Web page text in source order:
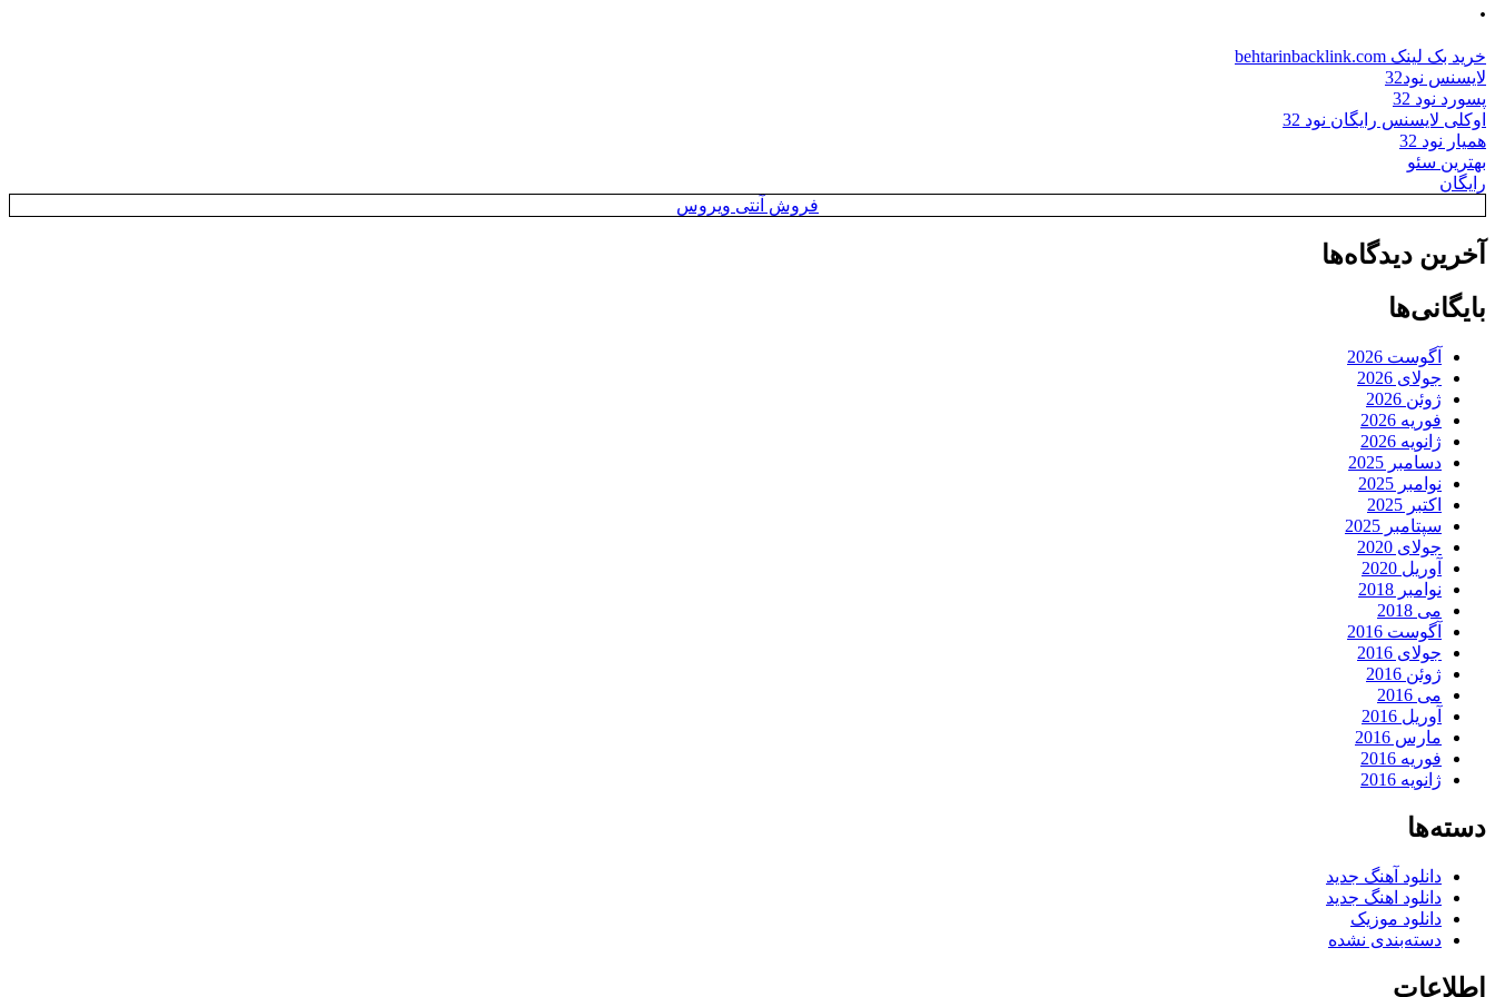
.
خرید بک لینک behtarinbacklink.com
لایسنس نود32
پسورد نود 32
اوکلی لایسنس رایگان نود 32
همیار نود 32
بهترین سئو
رایگان
فروش آنتی ویروس
آخرین دیدگاه‌ها
بایگانی‌ها
آگوست 2026
جولای 2026
ژوئن 2026
فوریه 2026
ژانویه 2026
دسامبر 2025
نوامبر 2025
اکتبر 2025
سپتامبر 2025
جولای 2020
آوریل 2020
نوامبر 2018
می 2018
آگوست 2016
جولای 2016
ژوئن 2016
می 2016
آوریل 2016
مارس 2016
فوریه 2016
ژانویه 2016
دسته‌ها
دانلود آهنگ جدید
دانلود اهنگ جدید
دانلود موزیک
دسته‌بندی نشده
اطلاعات